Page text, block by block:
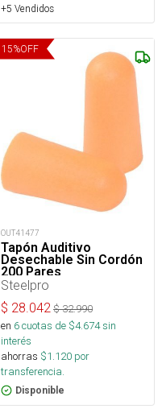
+5 Vendidos
15%OFF
OUT41477
Tapón Auditivo
Desechable Sin Cordón
200 Pares
Steelpro
$ 28.042 $32.990
en 6cuotas de $4.674sin
interés
ahorras $1.120 por
transferencia.
Disponible